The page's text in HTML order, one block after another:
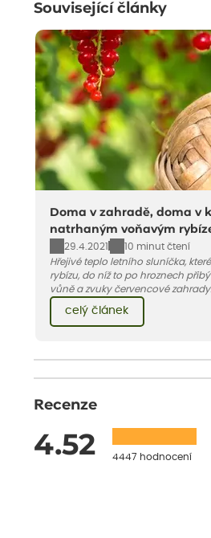
Související články
Doma v zahradě, doma v
natrhaným voňavým
29.4.2021
10 minut čtení
Hřejivé teplo letního sluníčka,
rybízu, do níž to po hroznech
vůně a zvuky červencové
vnese neuvěřitelný klid a radost.
dětství při mlsání babiččina
celý článek
Recenze
4.52 4447 hodnocení